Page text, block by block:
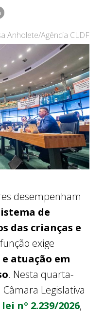
Anholete/Agência CLDF
desempenham
de
das crianças e
exige
atuação em
. Nesta quarta-
Legislativa
nº 2.239/2026,